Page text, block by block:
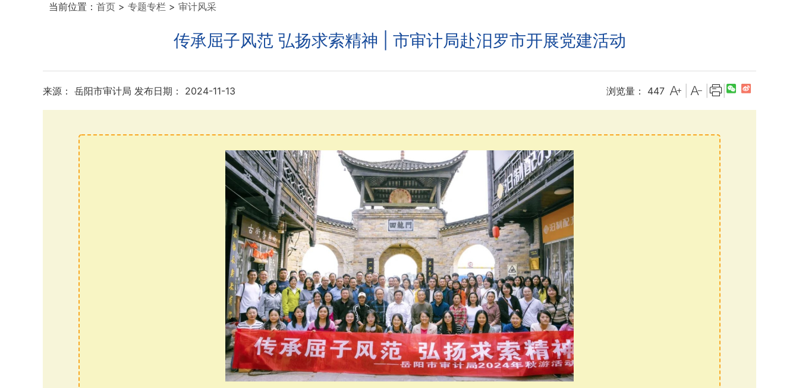
当前位置： 首页 > 专题专栏 > 审计风采
传承屈子风范 弘扬求索精神 | 市审计局赴汨罗市开展党建活动
来源： 岳阳市审计局 发布日期： 2024-11-13 浏览量： 447